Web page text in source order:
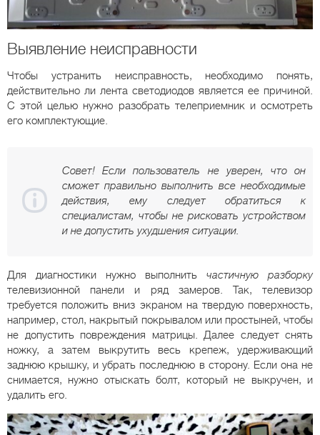
Выявление неисправности
Чтобы устранить неисправность, необходимо понять,
действительно ли лента светодиодов является ее причиной.
С этой целью нужно разобрать телеприемник и осмотреть
его комплектующие.
Совет! Если пользователь не уверен, что он
сможет правильно выполнить все необходимые
действия, ему следует обратиться к
специалистам, чтобы не рисковать устройством
и не допустить ухудшения ситуации.
Для диагностики нужно выполнить частичную разборку
телевизионной панели и ряд замеров. Так, телевизор
требуется положить вниз экраном на твердую поверхность,
например, стол, накрытый покрывалом или простыней, чтобы
не допустить повреждения матрицы. Далее следует снять
ножку, а затем выкрутить весь крепеж, удерживающий
заднюю крышку, и убрать последнюю в сторону. Если она не
снимается, нужно отыскать болт, который не выкручен, и
удалить его.